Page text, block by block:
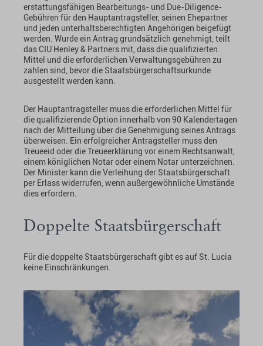
erstattungsfähigen Bearbeitungs- und Due-Diligence-
Gebühren für den Hauptantragsteller, seinen Ehepartner
und jeden unterhaltsberechtigten Angehörigen beigefügt
werden. Wurde ein Antrag grundsätzlich genehmigt, teilt
das CIU Henley & Partners mit, dass die qualifizierten
Mittel und die erforderlichen Verwaltungsgebühren zu
zahlen sind, bevor die Staatsbürgerschaftsurkunde
ausgestellt werden kann.
Der Hauptantragsteller muss die erforderlichen Mittel für
die qualifizierende Option innerhalb von 90 Kalendertagen
nach der Mitteilung über die Genehmigung seines Antrags
überweisen. Ein erfolgreicher Antragsteller muss den
Treueeid oder die Treueerklärung vor einem Rechtsanwalt,
einem königlichen Notar oder einem Notar unterzeichnen.
Der Minister kann die Verleihung der Staatsbürgerschaft
per Erlass widerrufen, wenn außergewöhnliche Umstände
dies erfordern.
Doppelte Staatsbürgerschaft
Für die doppelte Staatsbürgerschaft gibt es auf St. Lucia
keine Einschränkungen.